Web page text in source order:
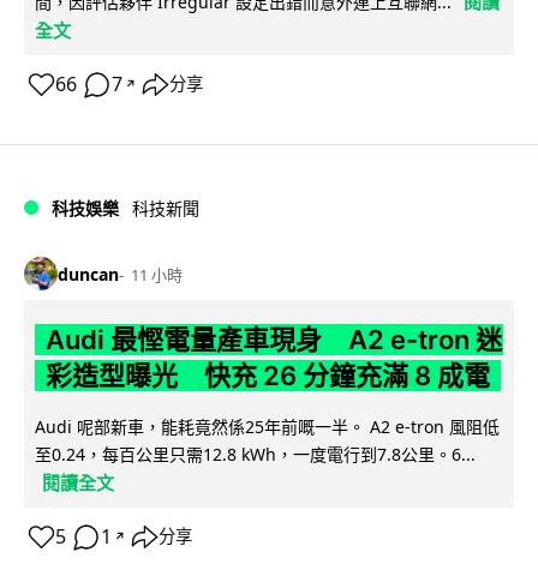
全文
66 7 ↗ 分享
科技娛樂 科技新聞
duncan 11 小時
Audi 最慳電量產車現身 A2 e-tron 迷
彩造型曝光 快充 26 分鐘充滿 8 成電
Audi 呢部新車，能耗竟然係25年前嘅一半。 A2 e-tron 風阻低
至0.24，每百公里只需12.8 kWh，一度電行到7.8公里。6...
閱讀全文
5 1 ↗ 分享